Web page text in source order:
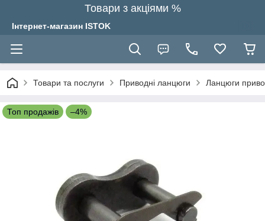
Товари з акціями %
Інтернет-магазин ISTOK
Товари та послуги Приводні ланцюги Ланцюги
Топ продажів –4%